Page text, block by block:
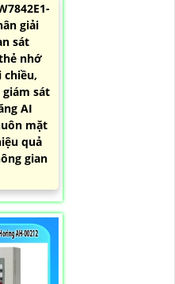
giải
sát
nhớ
chiều,
sát
AI
mặt
quả
gian